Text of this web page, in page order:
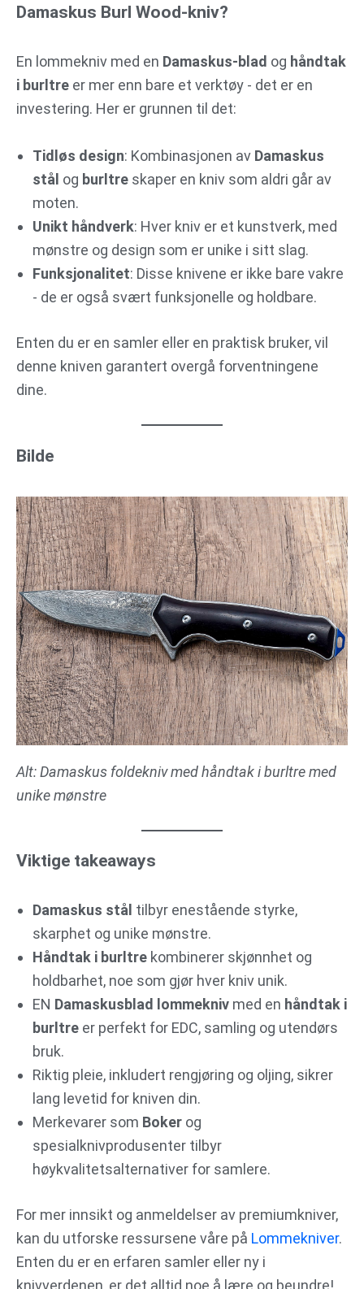
Damaskus Burl Wood-kniv?
En lommekniv med en Damaskus-blad og håndtak
i burltre er mer enn bare et verktøy - det er en
investering. Her er grunnen til det:
Tidløs design: Kombinasjonen av Damaskus
stål og burltre skaper en kniv som aldri går av
moten.
Unikt håndverk: Hver kniv er et kunstverk, med
mønstre og design som er unike i sitt slag.
Funksjonalitet: Disse knivene er ikke bare vakre
- de er også svært funksjonelle og holdbare.
Enten du er en samler eller en praktisk bruker, vil
denne kniven garantert overgå forventningene
dine.
Bilde
Alt: Damaskus foldekniv med håndtak i burltre med
unike mønstre
Viktige takeaways
Damaskus stål tilbyr enestående styrke,
skarphet og unike mønstre.
Håndtak i burltre kombinerer skjønnhet og
holdbarhet, noe som gjør hver kniv unik.
EN Damaskusblad lommekniv med en håndtak i
burltre er perfekt for EDC, samling og utendørs
bruk.
Riktig pleie, inkludert rengjøring og oljing, sikrer
lang levetid for kniven din.
Merkevarer som Boker og
spesialknivprodusenter tilbyr
høykvalitetsalternativer for samlere.
For mer innsikt og anmeldelser av premiumkniver,
kan du utforske ressursene våre på Lommekniver.
Enten du er en erfaren samler eller ny i
knivverdenen, er det alltid noe å lære og beundre!